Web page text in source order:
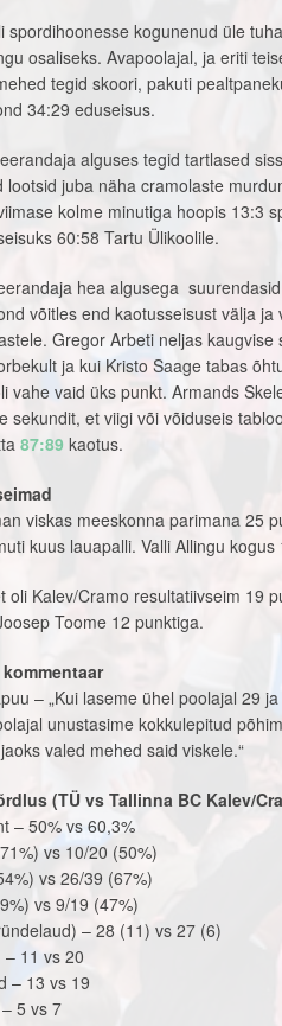
spordihoonesse kogunenud üle
osaliseks. Avapoolajal, ja eriti
tegid skoori, pakuti
34:29 eduseisus.
alguses tegid tartlased
lootsid juba näha cramolaste
kolme minutiga hoopis 13:3
60:58 Tartu Ülikoolile.
hea algusega
võitles end kaotusseisust välja
Gregor Arbeti neljas
ja kui Kristo Saage tabas
vahe vaid üks punkt. Armands
sekundit, et viigi või võiduseis
87:89 kaotus.
viskas meeskonna parimana 25
kuus lauapalli. Valli Allingu
oli Kalev/Cramo resultatiivseim 19
Toome 12 punktiga.
– „Kui laseme ühel poolajal 29
unustasime kokkulepitud
valed mehed said viskele.“
(TÜ vs Tallinna BC Kalev/
– 50% vs 60,3%
vs 10/20 (50%)
vs 26/39 (67%)
vs 9/19 (47%)
– 28 (11) vs 27 (6)
– 11 vs 20
– 13 vs 19
5 vs 7